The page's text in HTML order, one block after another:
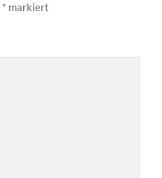
* markiert